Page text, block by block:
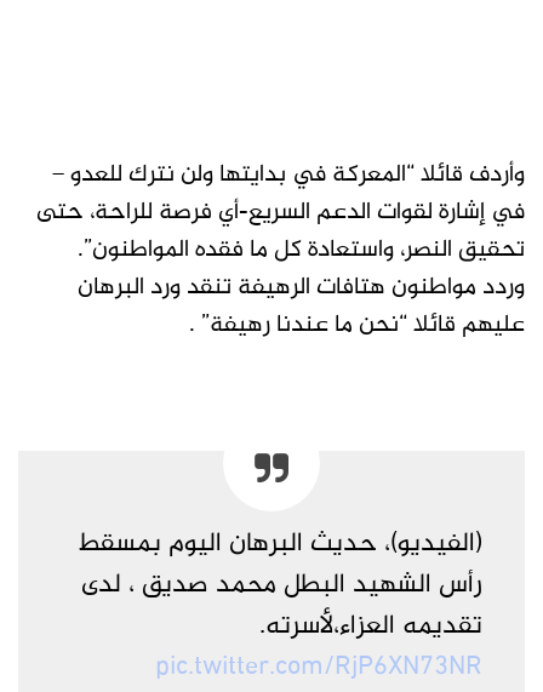
وأردف قائلا “المعركة في بدايتها ولن نترك للعدو –
في إشارة لقوات الدعم السريع-أي فرصة للراحة، حتى
تحقيق النصر، واستعادة كل ما فقده المواطنون”.
وردد مواطنون هتافات الرهيفة تنقد ورد البرهان
عليهم قائلا “نحن ما عندنا رهيفة” .
(الفيديو)، حديث البرهان اليوم بمسقط
رأس الشهيد البطل محمد صديق ، لدى
تقديمه العزاء،لأسرته.
pic.twitter.com/RjP6XN73NR